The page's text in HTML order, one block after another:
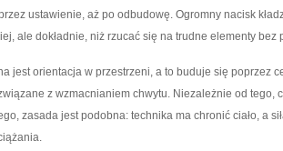
ustawienie, aż po odbudowę. Ogromny nacisk
ale dokładnie, niż rzucać się na trudne elementy bez
jest orientacja w przestrzeni, a to buduje się poprzez
z wzmacnianiem chwytu. Niezależnie od tego,
zasada jest podobna: technika ma chronić ciało, a